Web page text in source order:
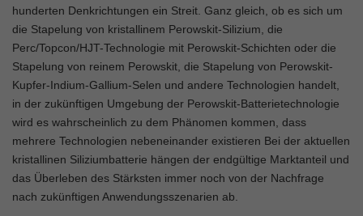
hunderten Denkrichtungen ein Streit. Ganz gleich, ob es sich um
die Stapelung von kristallinem Perowskit-Silizium, die
Perc/Topcon/HJT-Technologie mit Perowskit-Schichten oder die
Stapelung von reinem Perowskit, die Stapelung von Perowskit-
Kupfer-Indium-Gallium-Selen und andere Technologien handelt,
in der zukünftigen Umgebung der Perowskit-Batterietechnologie
wird es wahrscheinlich zu dem Phänomen kommen, dass
mehrere Technologien nebeneinander existieren Bei der aktuellen
kristallinen Siliziumbatterie hängen der endgültige Marktanteil und
das Überleben des Stärksten immer noch von der Nachfrage
nach zukünftigen Anwendungsszenarien ab.